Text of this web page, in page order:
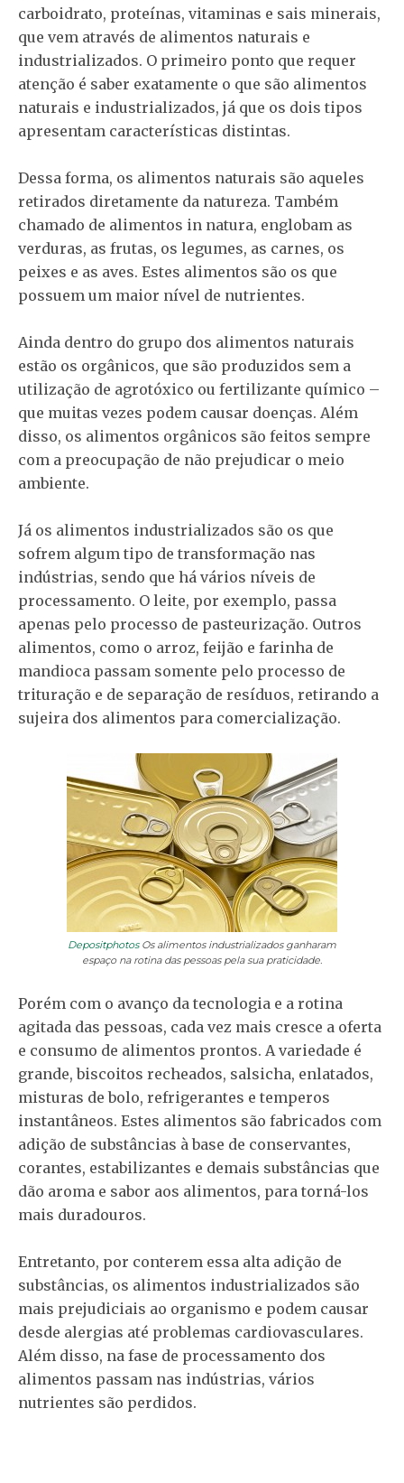
carboidrato, proteínas, vitaminas e sais minerais,
que vem através de alimentos naturais e
industrializados. O primeiro ponto que requer
atenção é saber exatamente o que são alimentos
naturais e industrializados, já que os dois tipos
apresentam características distintas.
Dessa forma, os alimentos naturais são aqueles
retirados diretamente da natureza. Também
chamado de alimentos in natura, englobam as
verduras, as frutas, os legumes, as carnes, os
peixes e as aves. Estes alimentos são os que
possuem um maior nível de nutrientes.
Ainda dentro do grupo dos alimentos naturais
estão os orgânicos, que são produzidos sem a
utilização de agrotóxico ou fertilizante químico –
que muitas vezes podem causar doenças. Além
disso, os alimentos orgânicos são feitos sempre
com a preocupação de não prejudicar o meio
ambiente.
Já os alimentos industrializados são os que
sofrem algum tipo de transformação nas
indústrias, sendo que há vários níveis de
processamento. O leite, por exemplo, passa
apenas pelo processo de pasteurização. Outros
alimentos, como o arroz, feijão e farinha de
mandioca passam somente pelo processo de
trituração e de separação de resíduos, retirando a
sujeira dos alimentos para comercialização.
DepositphotosOs alimentos industrializados ganharam
espaço na rotina das pessoas pela sua praticidade.
Porém com o avanço da tecnologia e a rotina
agitada das pessoas, cada vez mais cresce a oferta
e consumo de alimentos prontos. A variedade é
grande, biscoitos recheados, salsicha, enlatados,
misturas de bolo, refrigerantes e temperos
instantâneos. Estes alimentos são fabricados com
adição de substâncias à base de conservantes,
corantes, estabilizantes e demais substâncias que
dão aroma e sabor aos alimentos, para torná-los
mais duradouros.
Entretanto, por conterem essa alta adição de
substâncias, os alimentos industrializados são
mais prejudiciais ao organismo e podem causar
desde alergias até problemas cardiovasculares.
Além disso, na fase de processamento dos
alimentos passam nas indústrias, vários
nutrientes são perdidos.